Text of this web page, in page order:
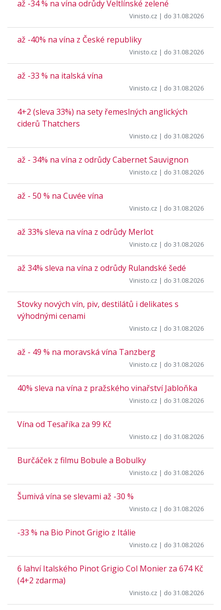
až -34 % na vína odrůdy Veltlínské zelené
Vinisto.cz | do 31.08.2026
až -40% na vína z České republiky
Vinisto.cz | do 31.08.2026
až -33 % na italská vína
Vinisto.cz | do 31.08.2026
4+2 (sleva 33%) na sety řemeslných anglických
ciderů Thatchers
Vinisto.cz | do 31.08.2026
až - 34% na vína z odrůdy Cabernet Sauvignon
Vinisto.cz | do 31.08.2026
až - 50 % na Cuvée vína
Vinisto.cz | do 31.08.2026
až 33% sleva na vína z odrůdy Merlot
Vinisto.cz | do 31.08.2026
až 34% sleva na vína z odrůdy Rulandské šedé
Vinisto.cz | do 31.08.2026
Stovky nových vín, piv, destilátů i delikates s
výhodnými cenami
Vinisto.cz | do 31.08.2026
až - 49 % na moravská vína Tanzberg
Vinisto.cz | do 31.08.2026
40% sleva na vína z pražského vinařství Jabloňka
Vinisto.cz | do 31.08.2026
Vína od Tesaříka za 99 Kč
Vinisto.cz | do 31.08.2026
Burčáček z filmu Bobule a Bobulky
Vinisto.cz | do 31.08.2026
Šumivá vína se slevami až -30 %
Vinisto.cz | do 31.08.2026
-33 % na Bio Pinot Grigio z Itálie
Vinisto.cz | do 31.08.2026
6 lahví Italského Pinot Grigio Col Monier za 674 Kč
(4+2 zdarma)
Vinisto.cz | do 31.08.2026